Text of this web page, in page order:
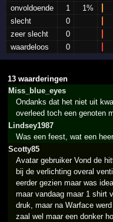
onvoldoende
1
1%
slecht
0
zeer slecht
0
waardeloos
0
13 waarderingen
Miss_­blue_­eyes
Ondanks dat het niet uit
overleed toch een genoten
Lindsey1987
Was een feest, wat een
Scotty85
Avatar gebruiker Vond de
bij de verlichting overal
eerder gezien maar was
maar vandaag maar 1 shirt
druk, maar na Warface
zaal wel maar een donker